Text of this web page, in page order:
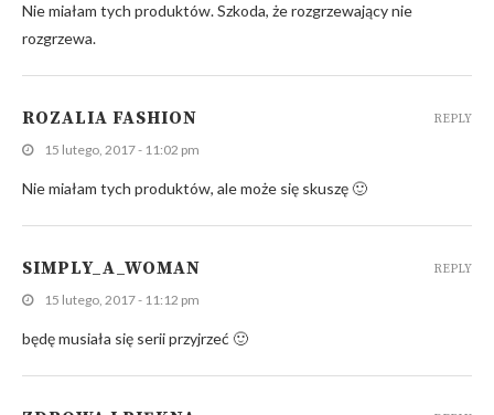
Nie miałam tych produktów. Szkoda, że rozgrzewający nie
rozgrzewa.
ROZALIA FASHION
15 lutego, 2017 - 11:02 pm
Nie miałam tych produktów, ale może się skuszę 🙂
REPLY
SIMPLY_A_WOMAN
15 lutego, 2017 - 11:12 pm
będę musiała się serii przyjrzeć 🙂
REPLY